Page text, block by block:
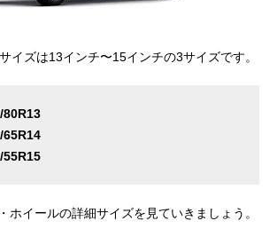
イズは13インチ〜15インチの3サイズです。
80R13
65R14
55R15
ホイールの詳細サイズを見ていきましょう。